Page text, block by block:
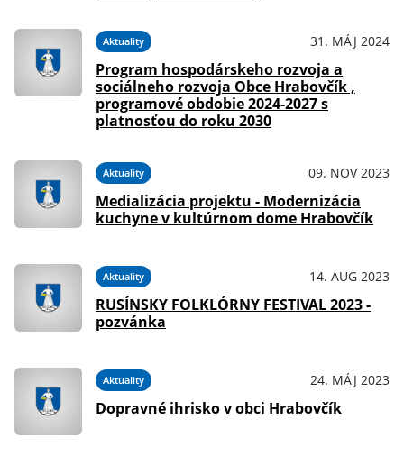
Aktuality 31. MÁJ 2024
Program hospodárskeho rozvoja a
sociálneho rozvoja Obce Hrabovčík ,
programové obdobie 2024-2027 s
platnosťou do roku 2030
Aktuality 09. NOV 2023
Medializácia projektu - Modernizácia
kuchyne v kultúrnom dome Hrabovčík
Aktuality 14. AUG 2023
RUSÍNSKY FOLKLÓRNY FESTIVAL 2023 -
pozvánka
Aktuality 24. MÁJ 2023
Dopravné ihrisko v obci Hrabovčík